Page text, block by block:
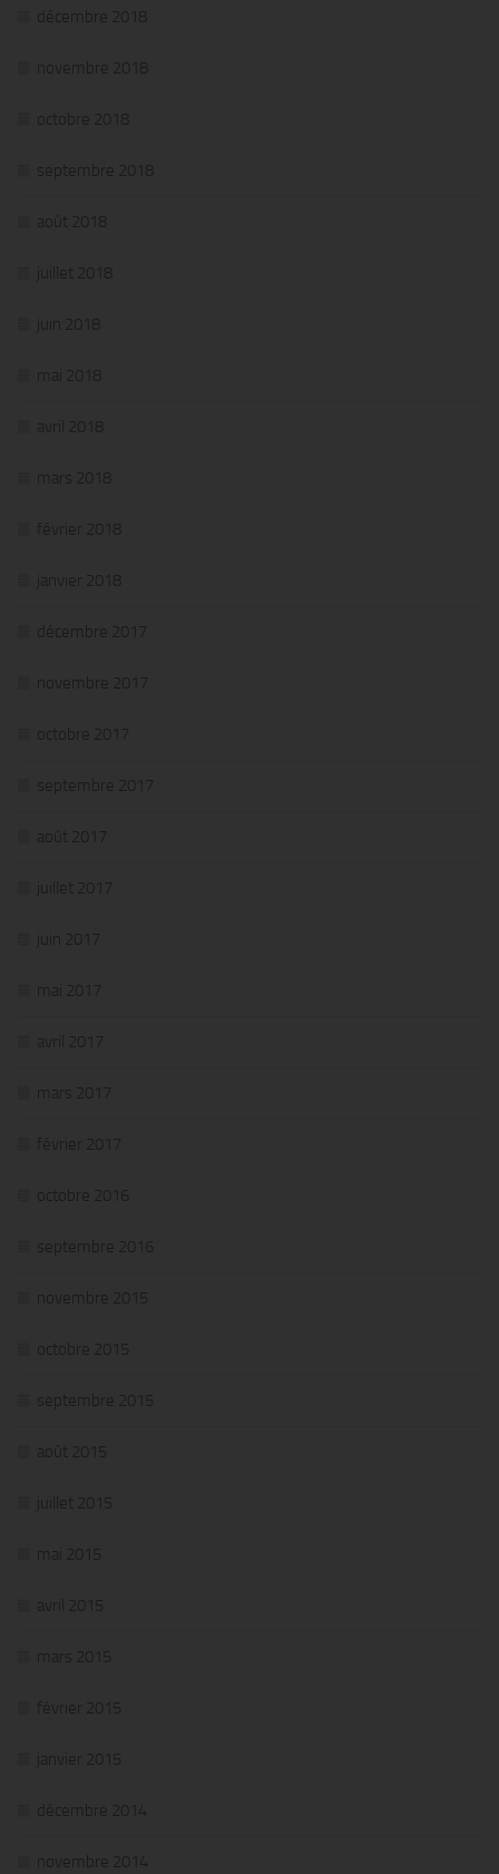
décembre 2018
novembre 2018
octobre 2018
septembre 2018
août 2018
juillet 2018
juin 2018
mai 2018
avril 2018
mars 2018
février 2018
janvier 2018
décembre 2017
novembre 2017
octobre 2017
septembre 2017
août 2017
juillet 2017
juin 2017
mai 2017
avril 2017
mars 2017
février 2017
octobre 2016
septembre 2016
novembre 2015
octobre 2015
septembre 2015
août 2015
juillet 2015
mai 2015
avril 2015
mars 2015
février 2015
janvier 2015
décembre 2014
novembre 2014